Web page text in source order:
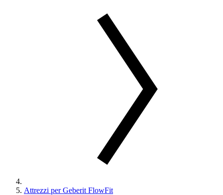
Attrezzi per Geberit FlowFit